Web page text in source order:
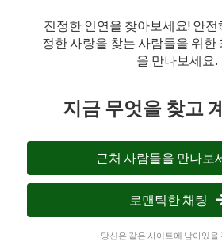
진정한 인연을 찾아보세요! 안
정한 사랑을 찾는 사람들을 위한
을 만나보세요.
지금 무엇을 찾고
근처 사람들을 만나보
로맨틱한 채팅
당신은 같은 사이트에 남아있을